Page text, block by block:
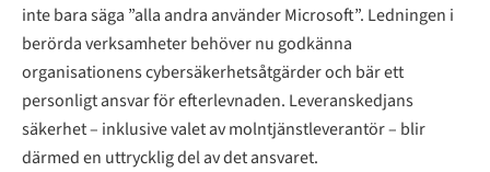
inte bara säga ”alla andra använder Microsoft”. Ledningen i
berörda verksamheter behöver nu godkänna
organisationens cybersäkerhetsåtgärder och bär ett
personligt ansvar för efterlevnaden. Leveranskedjans
säkerhet – inklusive valet av molntjänstleverantör – blir
därmed en uttrycklig del av det ansvaret.